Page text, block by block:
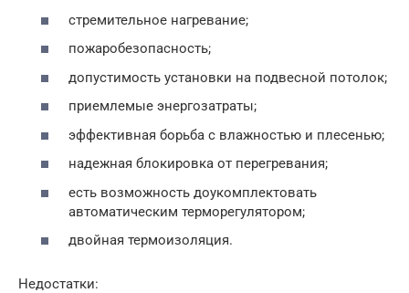
стремительное нагревание;
пожаробезопасность;
допустимость установки на подвесной потолок;
приемлемые энергозатраты;
эффективная борьба с влажностью и плесенью;
надежная блокировка от перегревания;
есть возможность доукомплектовать
автоматическим терморегулятором;
двойная термоизоляция.
Недостатки: